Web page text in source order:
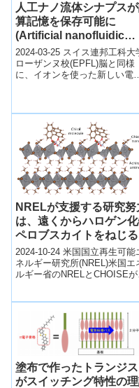
人工ナノ流体シナプス
算記憶を保存可能に
(Artificial nanofluidic
synapses can store
computational memory)
2024-03-25 スイス連邦工科大
ローザンヌ校(EPFL)脳と同様
に、イオンを使った新しい電
NRELが支援する研究努
は、遠くからハロゲン
ペロブスカイトをねじる
(NREL-Backed
Effort Twists Halide
Perovskites From a
2024-10-24 米国国立再生可能
ネルギー研究所(NREL)米国エ
ルギー省のNRELとCHOISEが
塗布で作ったトランジス
がスイッチング特性の